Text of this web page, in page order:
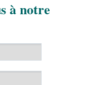
à notre